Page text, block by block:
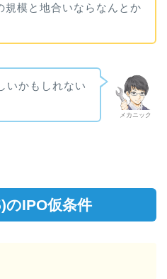
規模と地合いならなんとか
メカニック
いかもしれない
のIPO仮条件